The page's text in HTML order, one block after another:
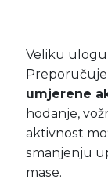
Veliku ulogu
Preporučuje
umjerene
hodanje,
aktivnost
smanjenju
mase.